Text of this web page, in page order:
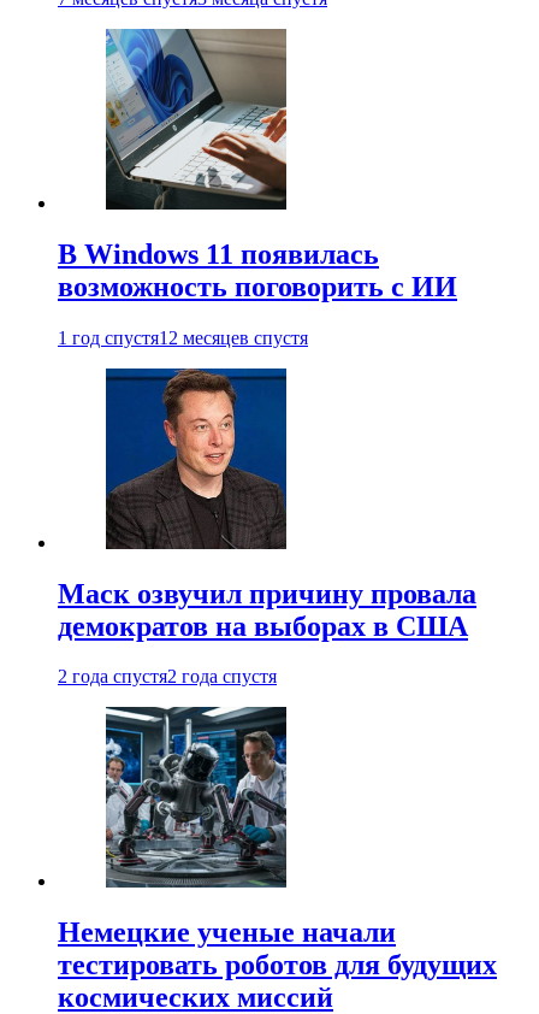
В Windows 11 появилась
возможность поговорить с ИИ
1 год спустя12 месяцев спустя
Маск озвучил причину провала
демократов на выборах в США
2 года спустя2 года спустя
Немецкие ученые начали
тестировать роботов для будущих
космических миссий